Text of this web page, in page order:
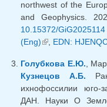
northwest of the
and Geophysics.
10.15372/
(Eng)(link is external)
EDN:
Голубкова Е.Ю. ,
Кузнецов А.Б.
ихнофоссилии юго-
ДАН. Науки О